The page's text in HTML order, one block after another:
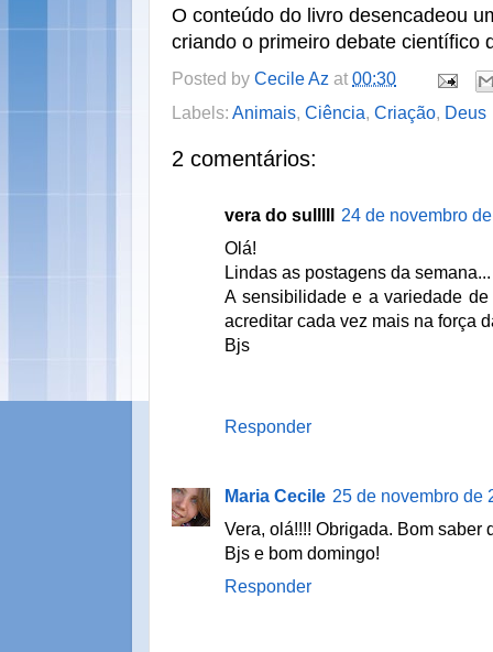
O conteúdo do livro desencadeou
criando o primeiro debate científico
Posted by Cecile Az at 00:30
Labels: Animais, Ciência, Criação, Deus
2 comentários:
vera do sulllll
24 de novembro
Olá!
Lindas as postagens da semana...
A sensibilidade e a variedade
acreditar cada vez mais na força
Bjs
Responder
Maria Cecile 25 de novembro de
Vera, olá!!!! Obrigada. Bom saber
Bjs e bom domingo!
Responder